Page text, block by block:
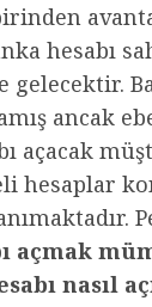
hesabı
gelecektir.
ancak
açacak
hesaplar
açmak
nasıl